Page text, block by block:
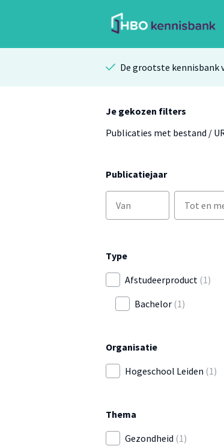
De grootste kennisbank
Je gekozen filters
Publicaties met bestand /
Publicatiejaar
Type
Afstudeerproduct (1)
Bachelor (1)
Organisatie
Hogeschool Leiden (1)
Thema
Gezondheid (1)